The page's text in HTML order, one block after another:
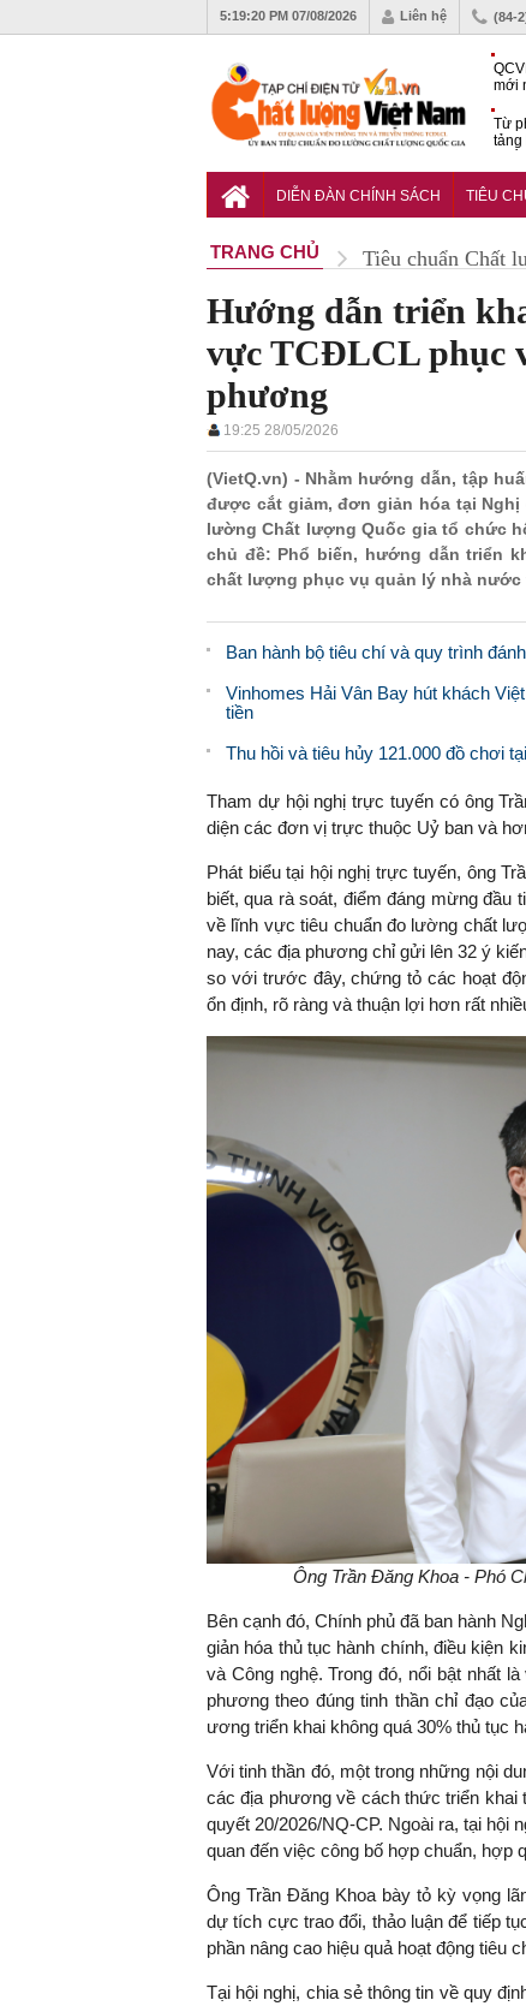
5:19:21 PM 07/08/2026 Liên hệ (84-
mới
Từ
tảng
của
DIỄN ĐÀN CHÍNH SÁCH TIÊU
TRANG CHỦ Tiêu chuẩn Chất
Hướng dẫn triển
vực TCĐLCL phục
phương
19:25 28/05/2026
(VietQ.vn) - Nhằm hướng dẫn, tập
được cắt giảm, đơn giản hóa tại Nghị
lường Chất lượng Quốc gia tổ chức
chủ đề: Phổ biến, hướng dẫn triển
chất lượng phục vụ quản lý nhà nước
Ban hành bộ tiêu chí và quy trình
Vinhomes Hải Vân Bay hút khách
tiền
Thu hồi và tiêu hủy 121.000 đồ chơi
Tham dự hội nghị trực tuyến có ông
diện các đơn vị trực thuộc Uỷ ban và
Phát biểu tại hội nghị trực tuyến, ông
biết, qua rà soát, điểm đáng mừng đầu
về lĩnh vực tiêu chuẩn đo lường chất
nay, các địa phương chỉ gửi lên 32 ý
so với trước đây, chứng tỏ các hoạt
ổn định, rõ ràng và thuận lợi hơn rất
Ông Trần Đăng Khoa - Phó
Bên cạnh đó, Chính phủ đã ban hành
giản hóa thủ tục hành chính, điều kiện
và Công nghệ. Trong đó, nổi bật nhất
phương theo đúng tinh thần chỉ đạo
ương triển khai không quá 30% thủ tục
Với tinh thần đó, một trong những nội
các địa phương về cách thức triển khai
quyết 20/2026/NQ-CP. Ngoài ra, tại hội
quan đến việc công bố hợp chuẩn, hợp
Ông Trần Đăng Khoa bày tỏ kỳ vọng
dự tích cực trao đổi, thảo luận để tiếp
phần nâng cao hiệu quả hoạt động tiêu
Tại hội nghị, chia sẻ thông tin về quy
TS. Nguyễn Đức Độ -
Viện Kinh tế Tài chính
"Có rất nhiều
ngay từ bây
đang được
đầu tư cho
nghệ; ban
khuyến khích
khởi nghiệp..."